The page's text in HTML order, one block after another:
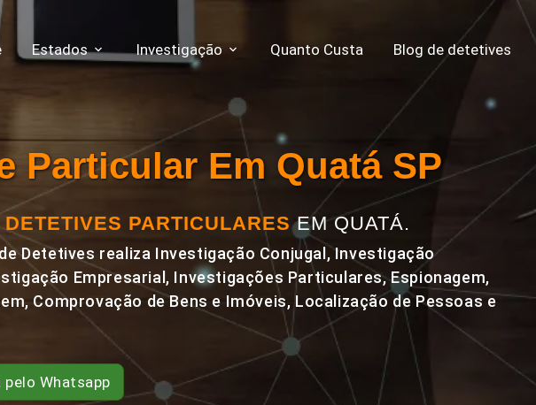
Estados Investigação Quanto Custa Blog de detetives
Particular Em Quatá SP
DETETIVES PARTICULARESEM QUATÁ.
Detetives realiza Investigação Conjugal, Investigação
Empresarial, Investigações Particulares, Espionagem,
Comprovação de Bens e Imóveis, Localização de Pessoas e
pelo Whatsapp